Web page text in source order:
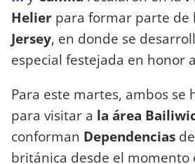
Helier para formar parte de
Jersey, en donde se
especial festejada en honor
Para este martes, ambos se
para visitar a la área
conforman Dependencias
británica desde el momento